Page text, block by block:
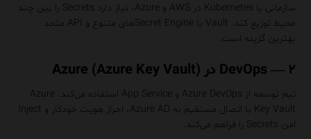
سازمانی با Kubernetes در AWS و Azure، نیاز دارد Secrets را بین چند
محیط توزیع کند. Vault با Secret Engineهای متنوع و API متحد
بهترین گزینه است.
۲ — DevOps در Azure (Azure Key Vault)
تیم توسعه از Azure DevOps و App Service استفاده می‌کند. Azure
Key Vault با اتصال مستقیم به Azure AD، احراز هویت خودکار و Inject
امن Secrets را فراهم می‌کند.